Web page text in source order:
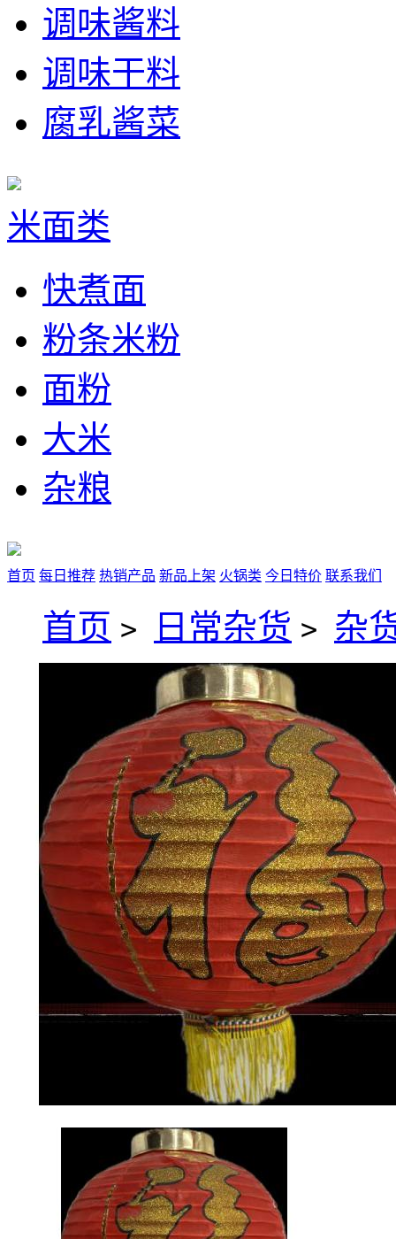
调味酱料
调味干料
腐乳酱菜
米面类
快煮面
粉条米粉
面粉
大米
杂粮
首页 每日推荐 热销产品 新品上架 火锅类 今日特价 联系我们
首页 > 日常杂货 > 杂